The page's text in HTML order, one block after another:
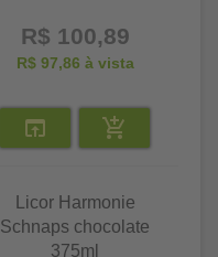
R$ 100,89
R$ 97,86 à vista
Licor Harmonie
Schnaps chocolate
375ml